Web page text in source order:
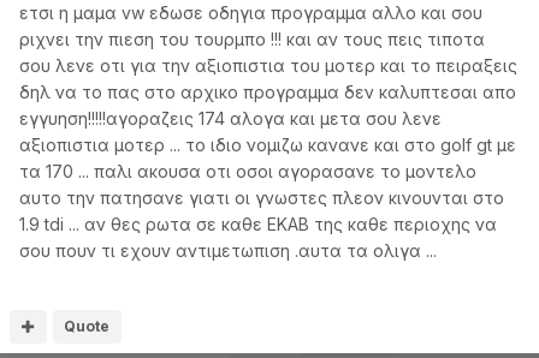
ετσι η μαμα vw εδωσε οδηγια προγραμμα αλλο και σου
ριχνει την πιεση του τουρμπο !!! και αν τους πεις τιποτα
σου λενε οτι για την αξιοπιστια του μοτερ και το πειραξεις
δηλ να το πας στο αρχικο προγραμμα δεν καλυπτεσαι απο
εγγυηση!!!!!αγοραζεις 174 αλογα και μετα σου λενε
αξιοπιστια μοτερ ... το ιδιο νομιζω κανανε και στο golf gt με
τα 170 ... παλι ακουσα οτι οσοι αγορασανε το μοντελο
αυτο την πατησανε γιατι οι γνωστες πλεον κινουνται στο
1.9 tdi ... αν θες ρωτα σε καθε ΕΚΑΒ της καθε περιοχης να
σου πουν τι εχουν αντιμετωπιση .αυτα τα ολιγα ...
Quote